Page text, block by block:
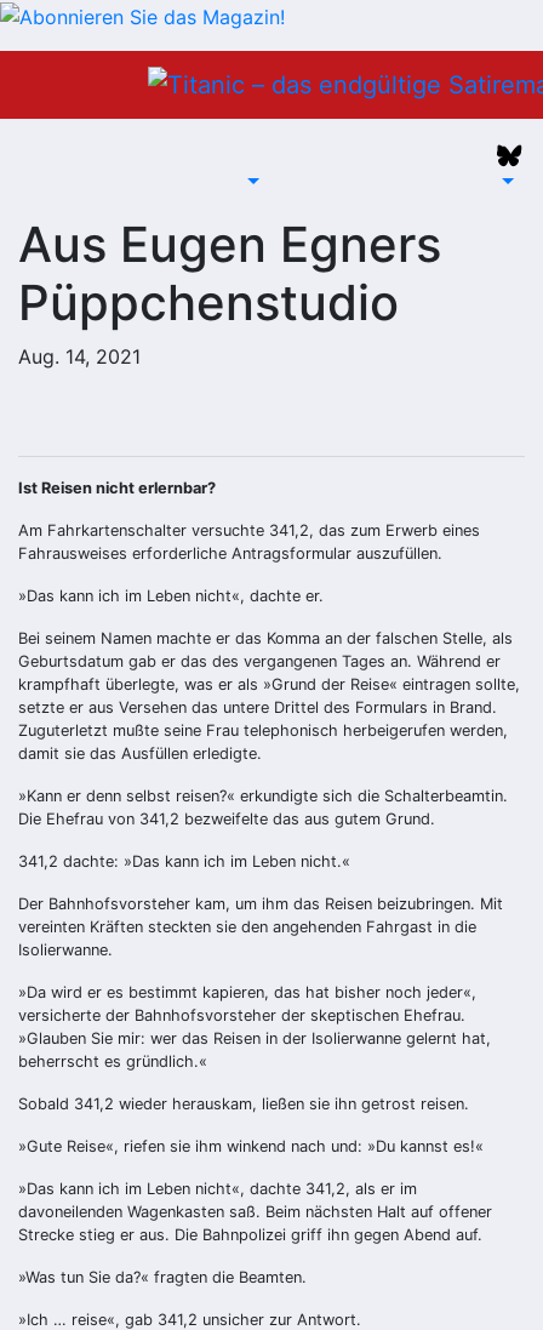
Aus Eugen Egners
Püppchenstudio
Aug. 14, 2021
Ist Reisen nicht erlernbar?
Am Fahrkartenschalter versuchte 341,2, das zum Erwerb eines
Fahrauswei­ses erforderliche Antragsformular auszufüllen.
»Das kann ich im Leben nicht«, dachte er.
Bei seinem Namen machte er das Komma an der falschen Stelle, als
Geburts­datum gab er das des vergangenen Tages an. Während er
krampfhaft überlegte, was er als »Grund der Reise« eintragen sollte,
setzte er aus Versehen das untere Drittel des Formulars in Brand.
Zuguterletzt mußte seine Frau telephonisch herbeigerufen werden,
damit sie das Ausfüllen erledigte.
»Kann er denn selbst reisen?« erkundigte sich die Schalterbeamtin.
Die Ehe­frau von 341,2 bezweifelte das aus gutem Grund.
341,2 dachte: »Das kann ich im Leben nicht.«
Der Bahnhofsvorsteher kam, um ihm das Reisen beizubringen. Mit
vereinten Kräften steckten sie den angehenden Fahrgast in die
Isolierwanne.
»Da wird er es bestimmt kapieren, das hat bisher noch jeder«,
versicherte der Bahnhofsvorsteher der skeptischen Ehefrau.
»Glauben Sie mir: wer das Rei­sen in der Isolierwanne gelernt hat,
beherrscht es gründlich.«
Sobald 341,2 wieder herauskam, ließen sie ihn getrost reisen.
»Gute Reise«, riefen sie ihm winkend nach und: »Du kannst es!«
»Das kann ich im Leben nicht«, dachte 341,2, als er im
davoneilenden Wa­gen­kasten saß. Beim nächsten Halt auf offener
Strecke stieg er aus. Die Bahn­polizei griff ihn gegen Abend auf.
»Was tun Sie da?« fragten die Beamten.
»Ich … reise«, gab 341,2 unsicher zur Antwort.